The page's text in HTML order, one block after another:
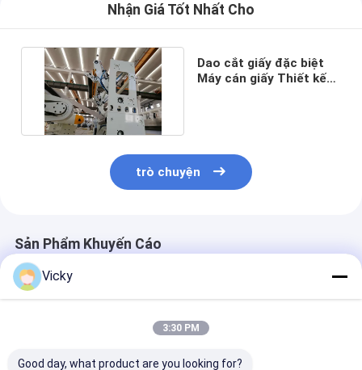
Nhận Giá Tốt Nhất Cho
Dao cắt giấy đặc biệt
Máy cán giấy Thiết kế
trò chuyện
Sản Phẩm Khuyến Cáo
Vicky
3:30 PM
Good day, what product are you looking for?